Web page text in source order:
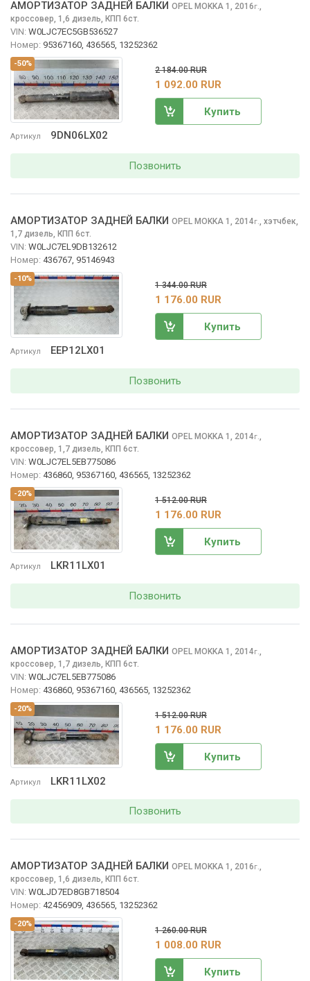
-50%
Артикул 9DN06LX02
АМОРТИЗАТОР ЗАДНЕЙ БАЛКИ OPEL MOKKA 1, 2016г.,
кроссовер, 1,6 дизель, КПП 6ст.
VIN: W0LJC7EC5GB536527
Номер: 95367160, 436565, 13252362
2 184.00 RUR
1 092.00 RUR
Купить
Позвонить
-10%
Артикул EEP12LX01
АМОРТИЗАТОР ЗАДНЕЙ БАЛКИ OPEL MOKKA 1, 2014г., хэтчбек,
1,7 дизель, КПП 6ст.
VIN: W0LJC7EL9DB132612
Номер: 436767, 95146943
1 344.00 RUR
1 176.00 RUR
Купить
Позвонить
-20%
Артикул LKR11LX01
АМОРТИЗАТОР ЗАДНЕЙ БАЛКИ OPEL MOKKA 1, 2014г.,
кроссовер, 1,7 дизель, КПП 6ст.
VIN: W0LJC7EL5EB775086
Номер: 436860, 95367160, 436565, 13252362
1 512.00 RUR
1 176.00 RUR
Купить
Позвонить
-20%
Артикул LKR11LX02
АМОРТИЗАТОР ЗАДНЕЙ БАЛКИ OPEL MOKKA 1, 2014г.,
кроссовер, 1,7 дизель, КПП 6ст.
VIN: W0LJC7EL5EB775086
Номер: 436860, 95367160, 436565, 13252362
1 512.00 RUR
1 176.00 RUR
Купить
Позвонить
-20%
АМОРТИЗАТОР ЗАДНЕЙ БАЛКИ OPEL MOKKA 1, 2016г.,
кроссовер, 1,6 дизель, КПП 6ст.
VIN: W0LJD7ED8GB718504
Номер: 42456909, 436565, 13252362
1 260.00 RUR
1 008.00 RUR
Купить